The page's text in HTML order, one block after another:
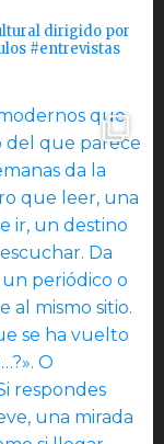
dirigido por
#entrevistas